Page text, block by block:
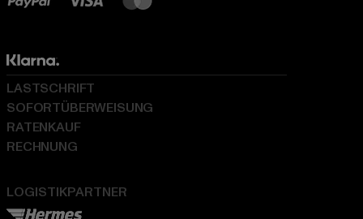
LOGISTIKPARTNER
LASTSCHRIFT
SOFORTÜBERWEISUNG
RATENKAUF
RECHNUNG